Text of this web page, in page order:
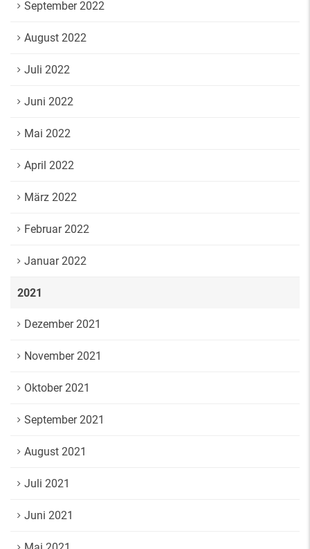
September 2022
August 2022
Juli 2022
Juni 2022
Mai 2022
April 2022
März 2022
Februar 2022
Januar 2022
2021
Dezember 2021
November 2021
Oktober 2021
September 2021
August 2021
Juli 2021
Juni 2021